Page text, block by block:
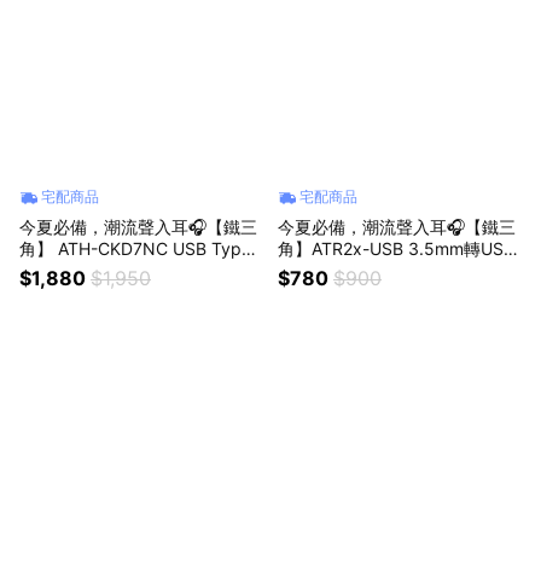
宅配商品
今夏必備，潮流聲入耳🎧【鐵三
角】 ATH-CKD7NC USB Type-
C 耳道式降噪耳機 (黑/金)
$1,880 $1,950
宅配商品
今夏必備，潮流聲入耳🎧【鐵三
角】ATR2x-USB 3.5mm轉USB
數位音訊轉換器
$780 $900